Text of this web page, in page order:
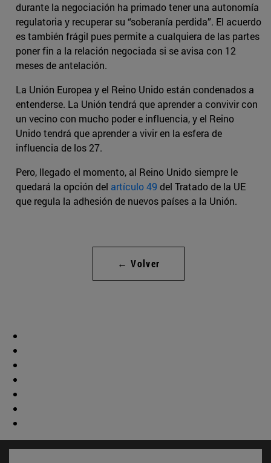
durante la negociación ha primado tener una autonomía
regulatoria y recuperar su “soberanía perdida”. El acuerdo
es también frágil pues permite a cualquiera de las partes
poner fin a la relación negociada si se avisa con 12
meses de antelación.
La Unión Europea y el Reino Unido están condenados a
entenderse. La Unión tendrá que aprender a convivir con
un vecino con mucho poder e influencia, y el Reino
Unido tendrá que aprender a vivir en la esfera de
influencia de los 27.
Pero, llegado el momento, al Reino Unido siempre le
quedará la opción del artículo 49 del Tratado de la UE
que regula la adhesión de nuevos países a la Unión.
← Volver